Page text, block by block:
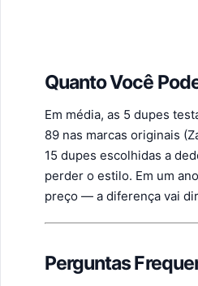
Quanto Você
Em média, as 5 dupes
89 nas marcas originais
15 dupes escolhidas a
perder o estilo. Em um
preço — a diferença vai
Perguntas